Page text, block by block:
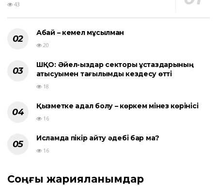
43
Абай – кемел мұсылман
20
ШҚО: Әйел-қыздар секторы ұстаздарының
қатысуымен тағылымды кездесу өтті
18
Қызметке адал болу – көркем мінез көрінісі
16
Исламда пікір айту әдебі бар ма?
16
Соңғы жарияланымдар